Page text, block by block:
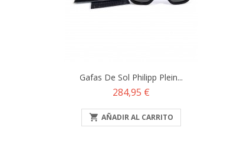
Gafas De Sol Philipp Plein...
Precio
284,95 €
 AÑADIR AL CARRITO